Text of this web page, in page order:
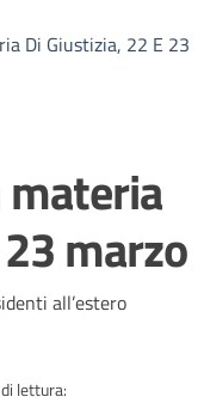
Di Giustizia, 22 E 23
marzo
all’estero
lettura: